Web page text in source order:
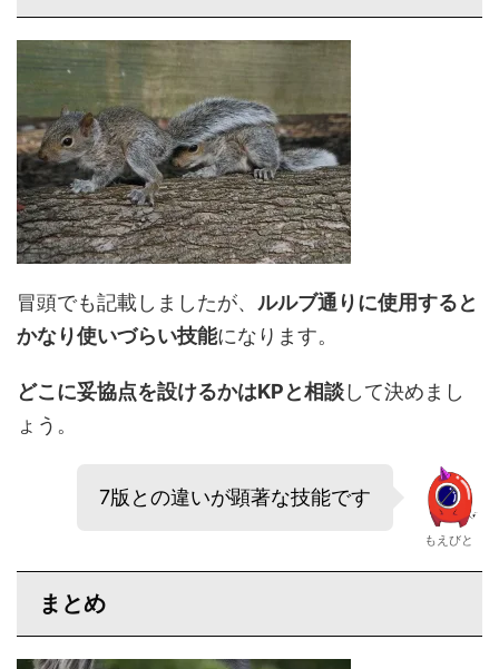
冒頭でも記載しましたが、 ルルブ通りに使用すると
かなり使いづらい技能になります。
どこに妥協点を設けるかはKPと相談して決めまし
ょう。
7版との違いが顕著な技能です
もえびと
まとめ